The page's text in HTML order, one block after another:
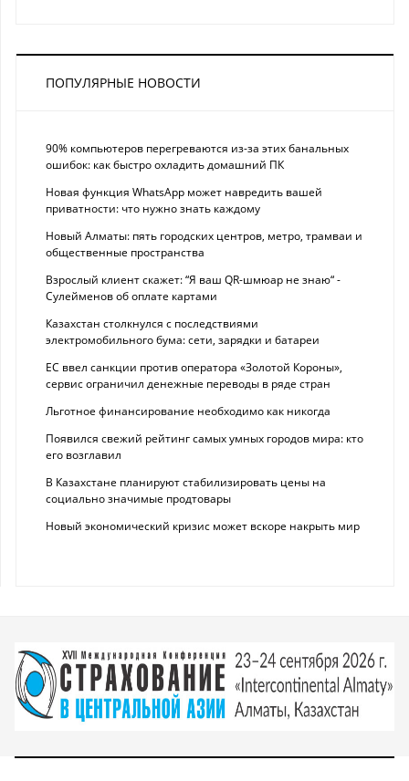
ПОПУЛЯРНЫЕ НОВОСТИ
90% компьютеров перегреваются из-за этих банальных
ошибок: как быстро охладить домашний ПК
Новая функция WhatsApp может навредить вашей
приватности: что нужно знать каждому
Новый Алматы: пять городских центров, метро, трамваи и
общественные пространства
Взрослый клиент скажет: “Я ваш QR-шмюар не знаю“ -
Сулейменов об оплате картами
Казахстан столкнулся с последствиями
электромобильного бума: сети, зарядки и батареи
ЕС ввел санкции против оператора «Золотой Короны»,
сервис ограничил денежные переводы в ряде стран
Льготное финансирование необходимо как никогда
Появился свежий рейтинг самых умных городов мира: кто
его возглавил
В Казахстане планируют стабилизировать цены на
социально значимые продтовары
Новый экономический кризис может вскоре накрыть мир